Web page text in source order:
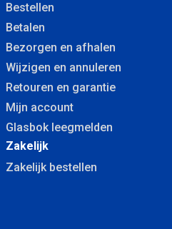
Bestellen
Betalen
Bezorgen en afhalen
Wijzigen en annuleren
Retouren en garantie
Mijn account
Glasbok leegmelden
Zakelijk
Zakelijk bestellen